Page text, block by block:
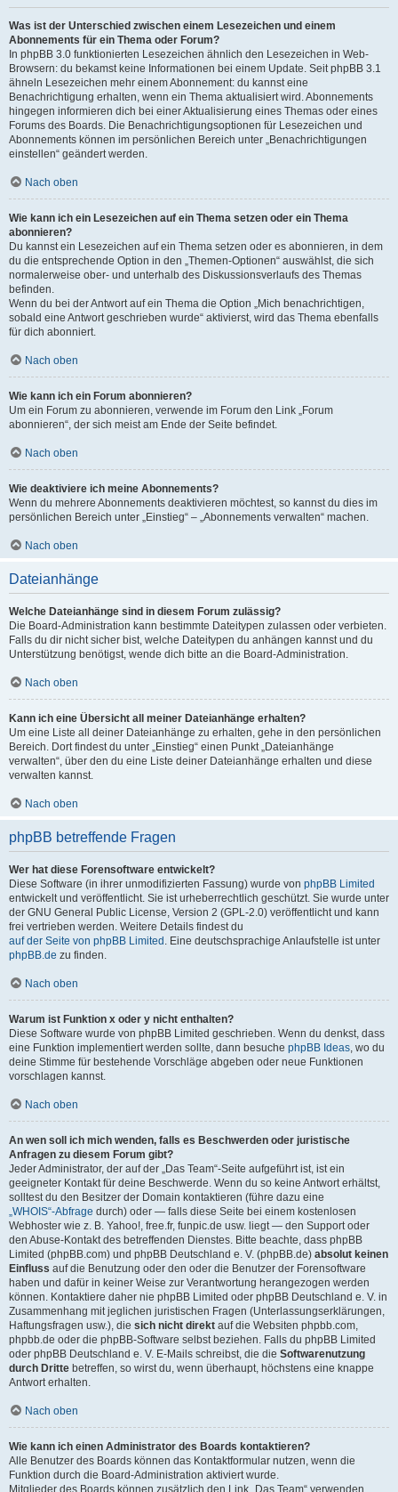
Was ist der Unterschied zwischen einem Lesezeichen und einem
Abonnements für ein Thema oder Forum?
In phpBB 3.0 funktionierten Lesezeichen ähnlich den Lesezeichen in Web-
Browsern: du bekamst keine Informationen bei einem Update. Seit phpBB 3.1
ähneln Lesezeichen mehr einem Abonnement: du kannst eine
Benachrichtigung erhalten, wenn ein Thema aktualisiert wird. Abonnements
hingegen informieren dich bei einer Aktualisierung eines Themas oder eines
Forums des Boards. Die Benachrichtigungsoptionen für Lesezeichen und
Abonnements können im persönlichen Bereich unter „Benachrichtigungen
einstellen“ geändert werden.
Nach oben
Wie kann ich ein Lesezeichen auf ein Thema setzen oder ein Thema
abonnieren?
Du kannst ein Lesezeichen auf ein Thema setzen oder es abonnieren, in dem
du die entsprechende Option in den „Themen-Optionen“ auswählst, die sich
normalerweise ober- und unterhalb des Diskussionsverlaufs des Themas
befinden.
Wenn du bei der Antwort auf ein Thema die Option „Mich benachrichtigen,
sobald eine Antwort geschrieben wurde“ aktivierst, wird das Thema ebenfalls
für dich abonniert.
Nach oben
Wie kann ich ein Forum abonnieren?
Um ein Forum zu abonnieren, verwende im Forum den Link „Forum
abonnieren“, der sich meist am Ende der Seite befindet.
Nach oben
Wie deaktiviere ich meine Abonnements?
Wenn du mehrere Abonnements deaktivieren möchtest, so kannst du dies im
persönlichen Bereich unter „Einstieg“ – „Abonnements verwalten“ machen.
Nach oben
Dateianhänge
Welche Dateianhänge sind in diesem Forum zulässig?
Die Board-Administration kann bestimmte Dateitypen zulassen oder verbieten.
Falls du dir nicht sicher bist, welche Dateitypen du anhängen kannst und du
Unterstützung benötigst, wende dich bitte an die Board-Administration.
Nach oben
Kann ich eine Übersicht all meiner Dateianhänge erhalten?
Um eine Liste all deiner Dateianhänge zu erhalten, gehe in den persönlichen
Bereich. Dort findest du unter „Einstieg“ einen Punkt „Dateianhänge
verwalten“, über den du eine Liste deiner Dateianhänge erhalten und diese
verwalten kannst.
Nach oben
phpBB betreffende Fragen
Wer hat diese Forensoftware entwickelt?
Diese Software (in ihrer unmodifizierten Fassung) wurde von phpBB Limited
entwickelt und veröffentlicht. Sie ist urheberrechtlich geschützt. Sie wurde unter
der GNU General Public License, Version 2 (GPL-2.0) veröffentlicht und kann
frei vertrieben werden. Weitere Details findest du
auf der Seite von phpBB Limited . Eine deutschsprachige Anlaufstelle ist unter
phpBB.de zu finden.
Nach oben
Warum ist Funktion x oder y nicht enthalten?
Diese Software wurde von phpBB Limited geschrieben. Wenn du denkst, dass
eine Funktion implementiert werden sollte, dann besuche phpBB Ideas, wo du
deine Stimme für bestehende Vorschläge abgeben oder neue Funktionen
vorschlagen kannst.
Nach oben
An wen soll ich mich wenden, falls es Beschwerden oder juristische
Anfragen zu diesem Forum gibt?
Jeder Administrator, der auf der „Das Team“-Seite aufgeführt ist, ist ein
geeigneter Kontakt für deine Beschwerde. Wenn du so keine Antwort erhältst,
solltest du den Besitzer der Domain kontaktieren (führe dazu eine
„WHOIS“-Abfrage durch) oder — falls diese Seite bei einem kostenlosen
Webhoster wie z. B. Yahoo!, free.fr, funpic.de usw. liegt — den Support oder
den Abuse-Kontakt des betreffenden Dienstes. Bitte beachte, dass phpBB
Limited (phpBB.com) und phpBB Deutschland e. V. (phpBB.de) absolut keinen
Einfluss auf die Benutzung oder den oder die Benutzer der Forensoftware
haben und dafür in keiner Weise zur Verantwortung herangezogen werden
können. Kontaktiere daher nie phpBB Limited oder phpBB Deutschland e. V. in
Zusammenhang mit jeglichen juristischen Fragen (Unterlassungserklärungen,
Haftungsfragen usw.), die sich nicht direkt auf die Websiten phpbb.com,
phpbb.de oder die phpBB-Software selbst beziehen. Falls du phpBB Limited
oder phpBB Deutschland e. V. E-Mails schreibst, die die Softwarenutzung
durch Dritte betreffen, so wirst du, wenn überhaupt, höchstens eine knappe
Antwort erhalten.
Nach oben
Wie kann ich einen Administrator des Boards kontaktieren?
Alle Benutzer des Boards können das Kontaktformular nutzen, wenn die
Funktion durch die Board-Administration aktiviert wurde.
Mitglieder des Boards können zusätzlich den Link „Das Team“ verwenden.